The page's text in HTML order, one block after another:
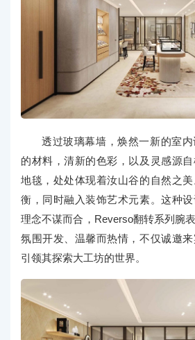
透过玻璃幕墙，焕然一新的室
的材料，清新的色彩，以及灵感源
地毯，处处体现着汝山谷的自然之
衡，同时融入装饰艺术元素。这种
理念不谋而合，Reverso翻转系列腕
氛围开发、温馨而热情，不仅诚邀
引领其探索大工坊的世界。